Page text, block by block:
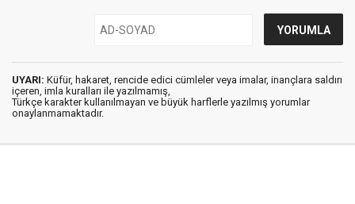
UYARI: Küfür, hakaret, rencide edici cümleler veya imalar, inançlara saldırı
içeren, imla kuralları ile yazılmamış,
Türkçe karakter kullanılmayan ve büyük harflerle yazılmış yorumlar
onaylanmamaktadır.